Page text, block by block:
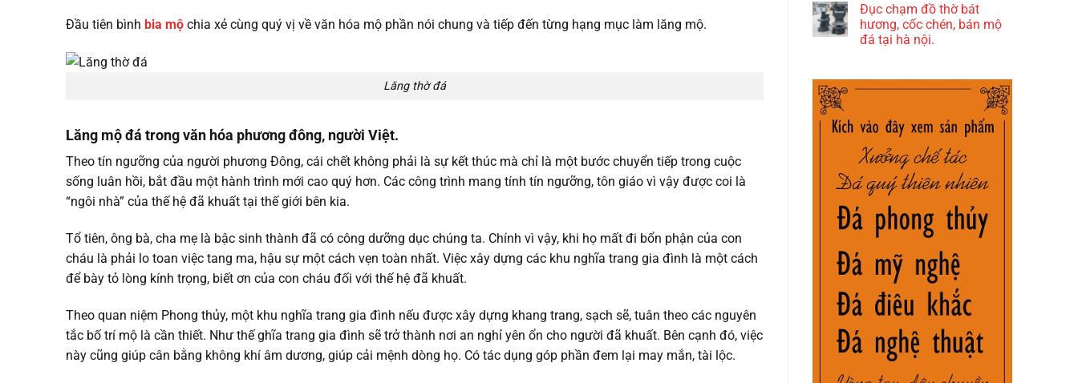
Đầu tiên bình bia mộ chia xẻ cùng quý vị về văn hóa mộ phần nói chung và tiếp đến từng hạng mục làm lăng mộ.
Lăng thờ đá
Lăng mộ đá trong văn hóa phương đông, người Việt.
Theo tín ngưỡng của người phương Đông, cái chết không phải là sự kết thúc mà chỉ là một bước chuyển tiếp trong cuộc
sống luân hồi, bắt đầu một hành trình mới cao quý hơn. Các công trình mang tính tín ngưỡng, tôn giáo vì vậy được coi là
“ngôi nhà” của thế hệ đã khuất tại thế giới bên kia.
Tổ tiên, ông bà, cha mẹ là bậc sinh thành đã có công dưỡng dục chúng ta. Chính vì vậy, khi họ mất đi bổn phận của con
cháu là phải lo toan việc tang ma, hậu sự một cách vẹn toàn nhất. Việc xây dựng các khu nghĩa trang gia đình là một cách
để bày tỏ lòng kính trọng, biết ơn của con cháu đối với thế hệ đã khuất.
Theo quan niệm Phong thủy, một khu nghĩa trang gia đình nếu được xây dựng khang trang, sạch sẽ, tuân theo các nguyên
tắc bố trí mộ là cần thiết. Như thế ghĩa trang gia đình sẽ trở thành nơi an nghỉ yên ổn cho người đã khuất. Bên cạnh đó, việc
này cũng giúp cân bằng không khí âm dương, giúp cải mệnh dòng họ. Có tác dụng góp phần đem lại may mắn, tài lộc.
Đục chạm đồ thờ bát
hương, cốc chén, bán mộ
đá tại hà nội.